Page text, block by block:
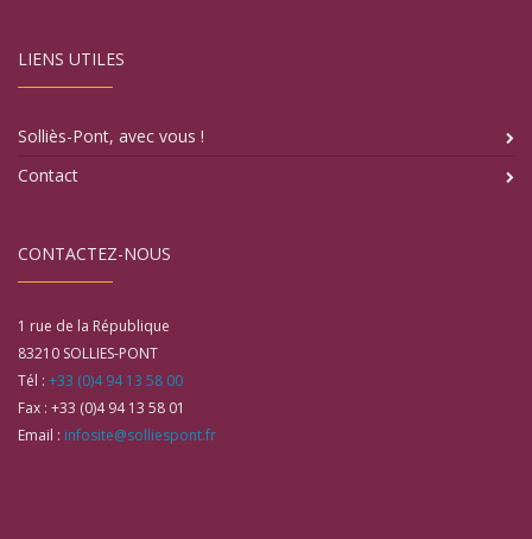
LIENS UTILES
Solliès-Pont, avec vous !
Contact
CONTACTEZ-NOUS
1 rue de la République
83210 SOLLIES-PONT
Tél : +33 (0)4 94 13 58 00
Fax : +33 (0)4 94 13 58 01
Email : infosite@solliespont.fr